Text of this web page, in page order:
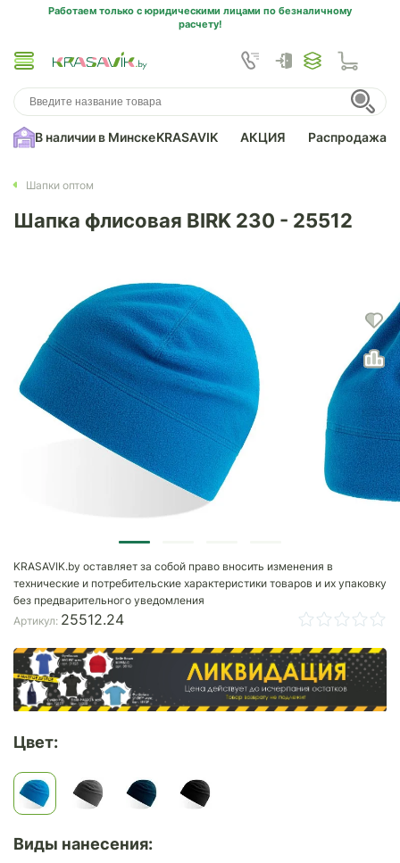
Работаем только с юридическими лицами по безналичному
расчету!
В наличии в МинскеKRASAVIK АКЦИЯ Распродажа
Шапки оптом
Шапка флисовая BIRK 230 - 25512
KRASAVIK.by оставляет за собой право вносить изменения в
технические и потребительские характеристики товаров и их упаковку
без предварительного уведомления
Артикул: 25512.24
Цвет:
Виды нанесения: